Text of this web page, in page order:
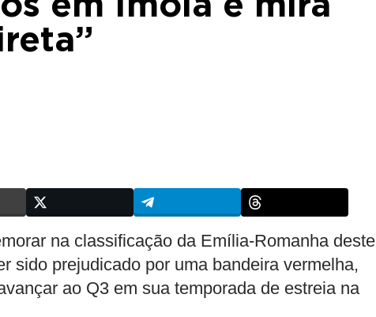
na classificação da Emília-Romanha deste
sido prejudicado por uma bandeira vermelha,
ao Q3 em sua temporada de estreia na